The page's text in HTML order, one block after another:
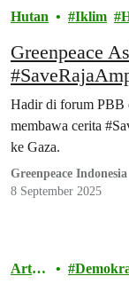
Hutan Iklim
Greenpeace
Kelola Nikel
Hadir di forum PBB
membawa cerita
ke Gaza.
Greenpeace Indonesia
8 September 2025
Artik